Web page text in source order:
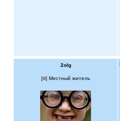
2olg
[ ] Местный житель